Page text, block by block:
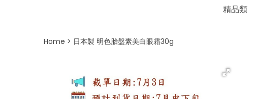
精品類
Home 日本製 明色胎盤素美白眼霜30g